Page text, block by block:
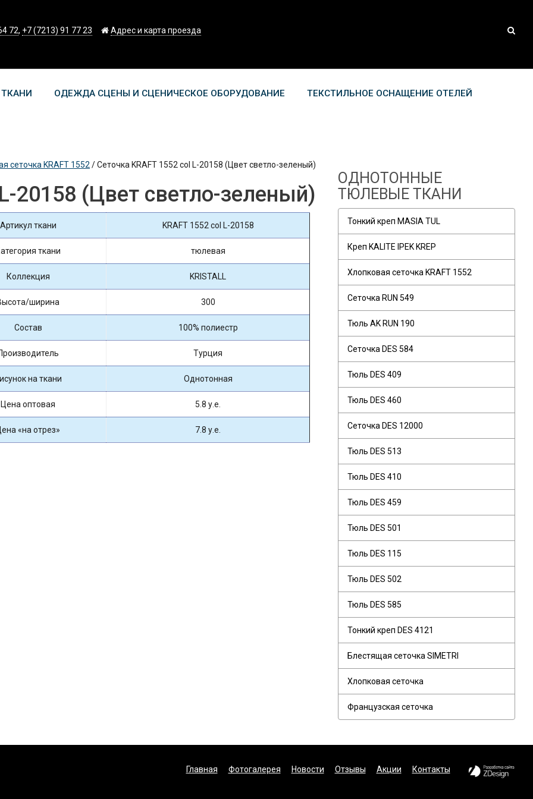
72, +7 (7213) 91 77 23 Адрес и карта проезда
ОДЕЖДА СЦЕНЫ И СЦЕНИЧЕСКОЕ ОБОРУДОВАНИЕ ТЕКСТИЛЬНОЕ ОСНАЩЕНИЕ ОТЕЛЕЙ
сеточка KRAFT 1552 /Сеточка KRAFT 1552 col L-20158 (Цвет светло-зеленый)
20158 (Цвет светло-зеленый)
Артикул ткани KRAFT 1552 col L-20158
ткани тюлевая
Коллекция KRISTALL
ширина 300
Состав 100% полиестр
Турция
на ткани Однотонная
Цена оптовая 5.8 у.е.
«на отрез» 7.8 у.е.
ОДНОТОННЫЕ
ТЮЛЕВЫЕ ТКАНИ
Тонкий креп MASIA TUL
Креп KALITE IPEK KREP
Хлопковая сеточка KRAFT 1552
Сеточка RUN 549
Тюль AK RUN 190
Сеточка DES 584
Тюль DES 409
Тюль DES 460
Сеточка DES 12000
Тюль DES 513
Тюль DES 410
Тюль DES 459
Тюль DES 501
Тюль DES 115
Тюль DES 502
Тюль DES 585
Тонкий креп DES 4121
Блестящая сеточка SIMETRI
Хлопковая сеточка
Французская сеточка
Главная Фотогалерея Новости Отзывы Акции Контакты